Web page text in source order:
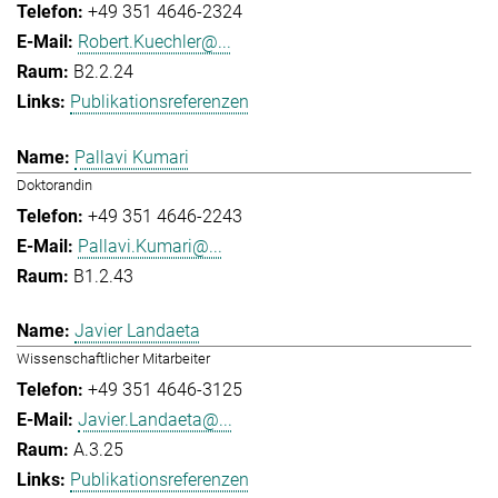
+49 351 4646-2324
Robert.Kuechler@...
B2.2.24
Publikationsreferenzen
Pallavi Kumari
Doktorandin
+49 351 4646-2243
Pallavi.Kumari@...
B1.2.43
Javier Landaeta
Wissenschaftlicher Mitarbeiter
+49 351 4646-3125
Javier.Landaeta@...
A.3.25
Publikationsreferenzen